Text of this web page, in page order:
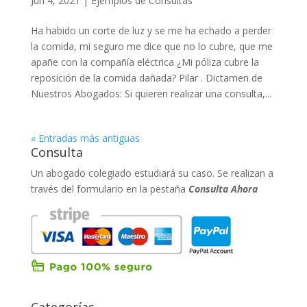
Ha habido un corte de luz y se me ha echado a perder
la comida, mi seguro me dice que no lo cubre, que me
apañe con la compañía eléctrica ¿Mi póliza cubre la
reposición de la comida dañada? Pilar . Dictamen de
Nuestros Abogados: Si quieren realizar una consulta,...
« Entradas más antiguas
Consulta
Un abogado colegiado estudiará su caso. Se realizan a
través del formulario en la pestaña Consulta Ahora